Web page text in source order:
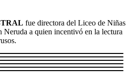
fue directora del Liceo de Niñas
Neruda a quien incentivó en la lectura